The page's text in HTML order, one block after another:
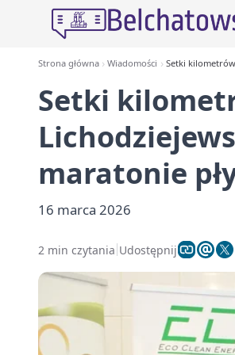
Strona główna Wiadomości Setki
Setki
maratonie
16 marca 2026
2 min czytania Udostępnij